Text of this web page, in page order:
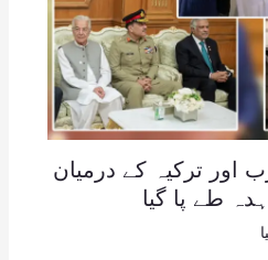
اور ترکیہ کے درمیان
طے پا گیا